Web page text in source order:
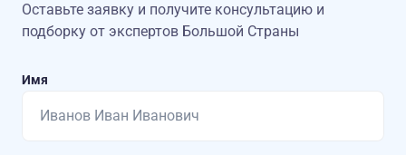
Оставьте заявку и получите консультацию и
подборку от экспертов Большой Страны
Имя